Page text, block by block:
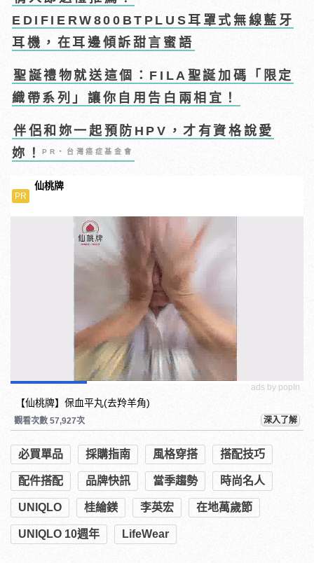
EDIFIERW800BTPLUS耳罩式無線藍牙
耳機，在耳邊傾訴甜言蜜語
聖誕禮物就送這個：FILA聖誕加碼「限定
織帶系列」讓你自用告白兩相宜！
伴侶和妳一起預防HPV，才有資格說愛
妳！PR・台灣癌症基金會
PR
仙桃牌
ads by popIn
【仙桃牌】保血平丸(去羚羊角)
觀看次數 57,927次 深入了解
必買單品 採購指南 風格穿搭 搭配技巧
配件搭配 品牌快訊 當季趨勢 時尚名人
UNIQLO 桂綸鎂 李英宏 在地萬歲節
UNIQLO 10週年 LifeWear